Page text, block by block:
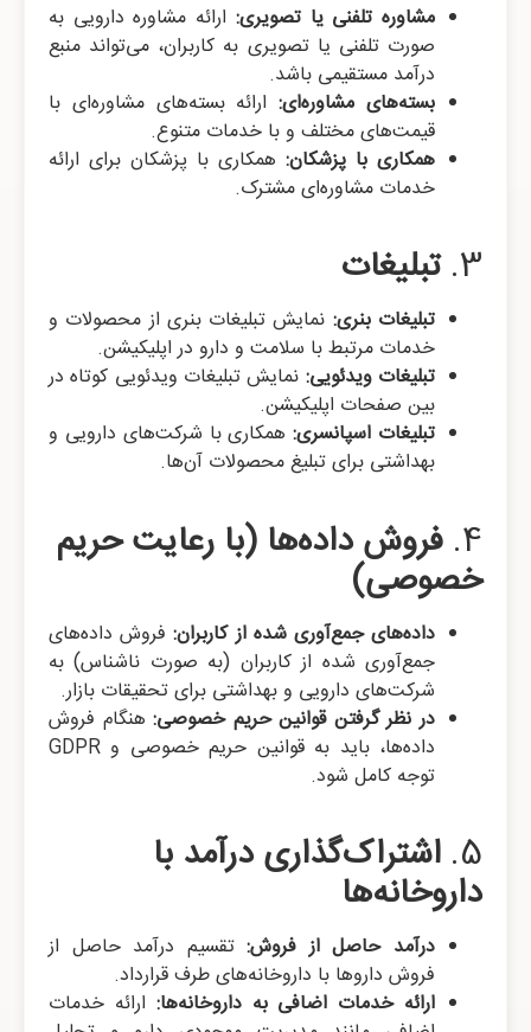
مشاوره تلفنی یا تصویری:ارائه مشاوره دارویی به
صورت تلفنی یا تصویری به کاربران، می‌تواند منبع
درآمد مستقیمی باشد.
بسته‌های مشاوره‌ای:ارائه بسته‌های مشاوره‌ای با
قیمت‌های مختلف و با خدمات متنوع.
همکاری با پزشکان:همکاری با پزشکان برای ارائه
خدمات مشاوره‌ای مشترک.
3. تبلیغات
تبلیغات بنری:نمایش تبلیغات بنری از محصولات و
خدمات مرتبط با سلامت و دارو در اپلیکیشن.
تبلیغات ویدئویی:نمایش تبلیغات ویدئویی کوتاه در
بین صفحات اپلیکیشن.
تبلیغات اسپانسری:همکاری با شرکت‌های دارویی و
بهداشتی برای تبلیغ محصولات آن‌ها.
فروش داده‌ها (با رعایت حریم
خصوصی)
داده‌های جمع‌آوری شده از کاربران:فروش داده‌های
جمع‌آوری شده از کاربران (به صورت ناشناس) به
شرکت‌های دارویی و بهداشتی برای تحقیقات بازار.
در نظر گرفتن قوانین حریم خصوصی:هنگام فروش
داده‌ها، باید به قوانین حریم خصوصی و GDPR
توجه کامل شود.
5. اشتراک‌گذاری درآمد با
داروخانه‌ها
درآمد حاصل از فروش:تقسیم درآمد حاصل از
فروش داروها با داروخانه‌های طرف قرارداد.
ارائه خدمات اضافی به داروخانه‌ها:ارائه خدمات